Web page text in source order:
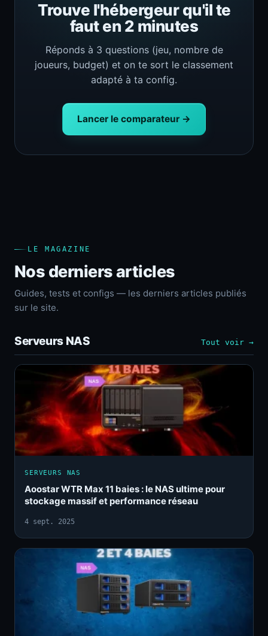
Trouve l'hébergeur qu'il te
faut en 2 minutes
Réponds à 3 questions (jeu, nombre de
joueurs, budget) et on te sort le classement
adapté à ta config.
Lancer le comparateur →
LE MAGAZINE
Nos derniers articles
Guides, tests et configs — les derniers articles publiés
sur le site.
Serveurs NAS Tout voir →
SERVEURS NAS
Aoostar WTR Max 11 baies : le NAS ultime pour
stockage massif et performance réseau
4 sept. 2025